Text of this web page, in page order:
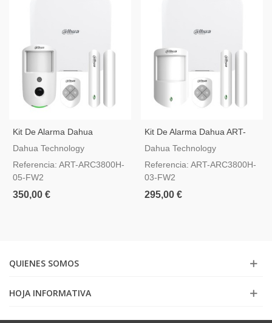
Kit De Alarma Dahua
AirShield ART-ARC3800H-05-
Dahua Technology
Referencia: ART-ARC3800H-
05-FW2
350,00 €
Kit De Alarma Dahua ART-
ARC3800H-03-FW2
Dahua Technology
Referencia: ART-ARC3800H-
03-FW2
295,00 €
QUIENES SOMOS
HOJA INFORMATIVA